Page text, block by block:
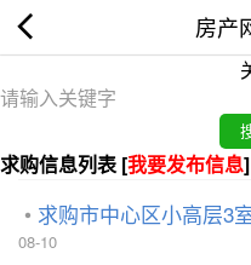
房产
求购信息列表 [我要发布信息]
求购市中心区小高层3
08-10